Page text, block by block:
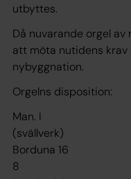
utbyttes.
Då nuvarande orgel av
att möta nutidens krav
nybyggnation.
Orgelns disposition:
Man. I
(svällverk) Ped
Borduna 16
8